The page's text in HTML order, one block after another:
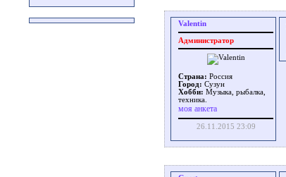
Valentin
Администратор
Страна: Россия
Город: Сузун
Хобби: Музыка, рыбалка,
техника.
моя анкета
26.11.2015 23:09